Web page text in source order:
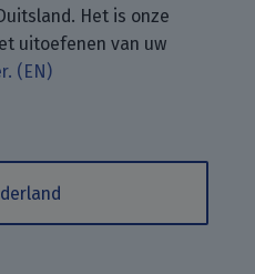
Het is onze
uitoefenen van uw
(EN)
blogposts met
via Matrix.